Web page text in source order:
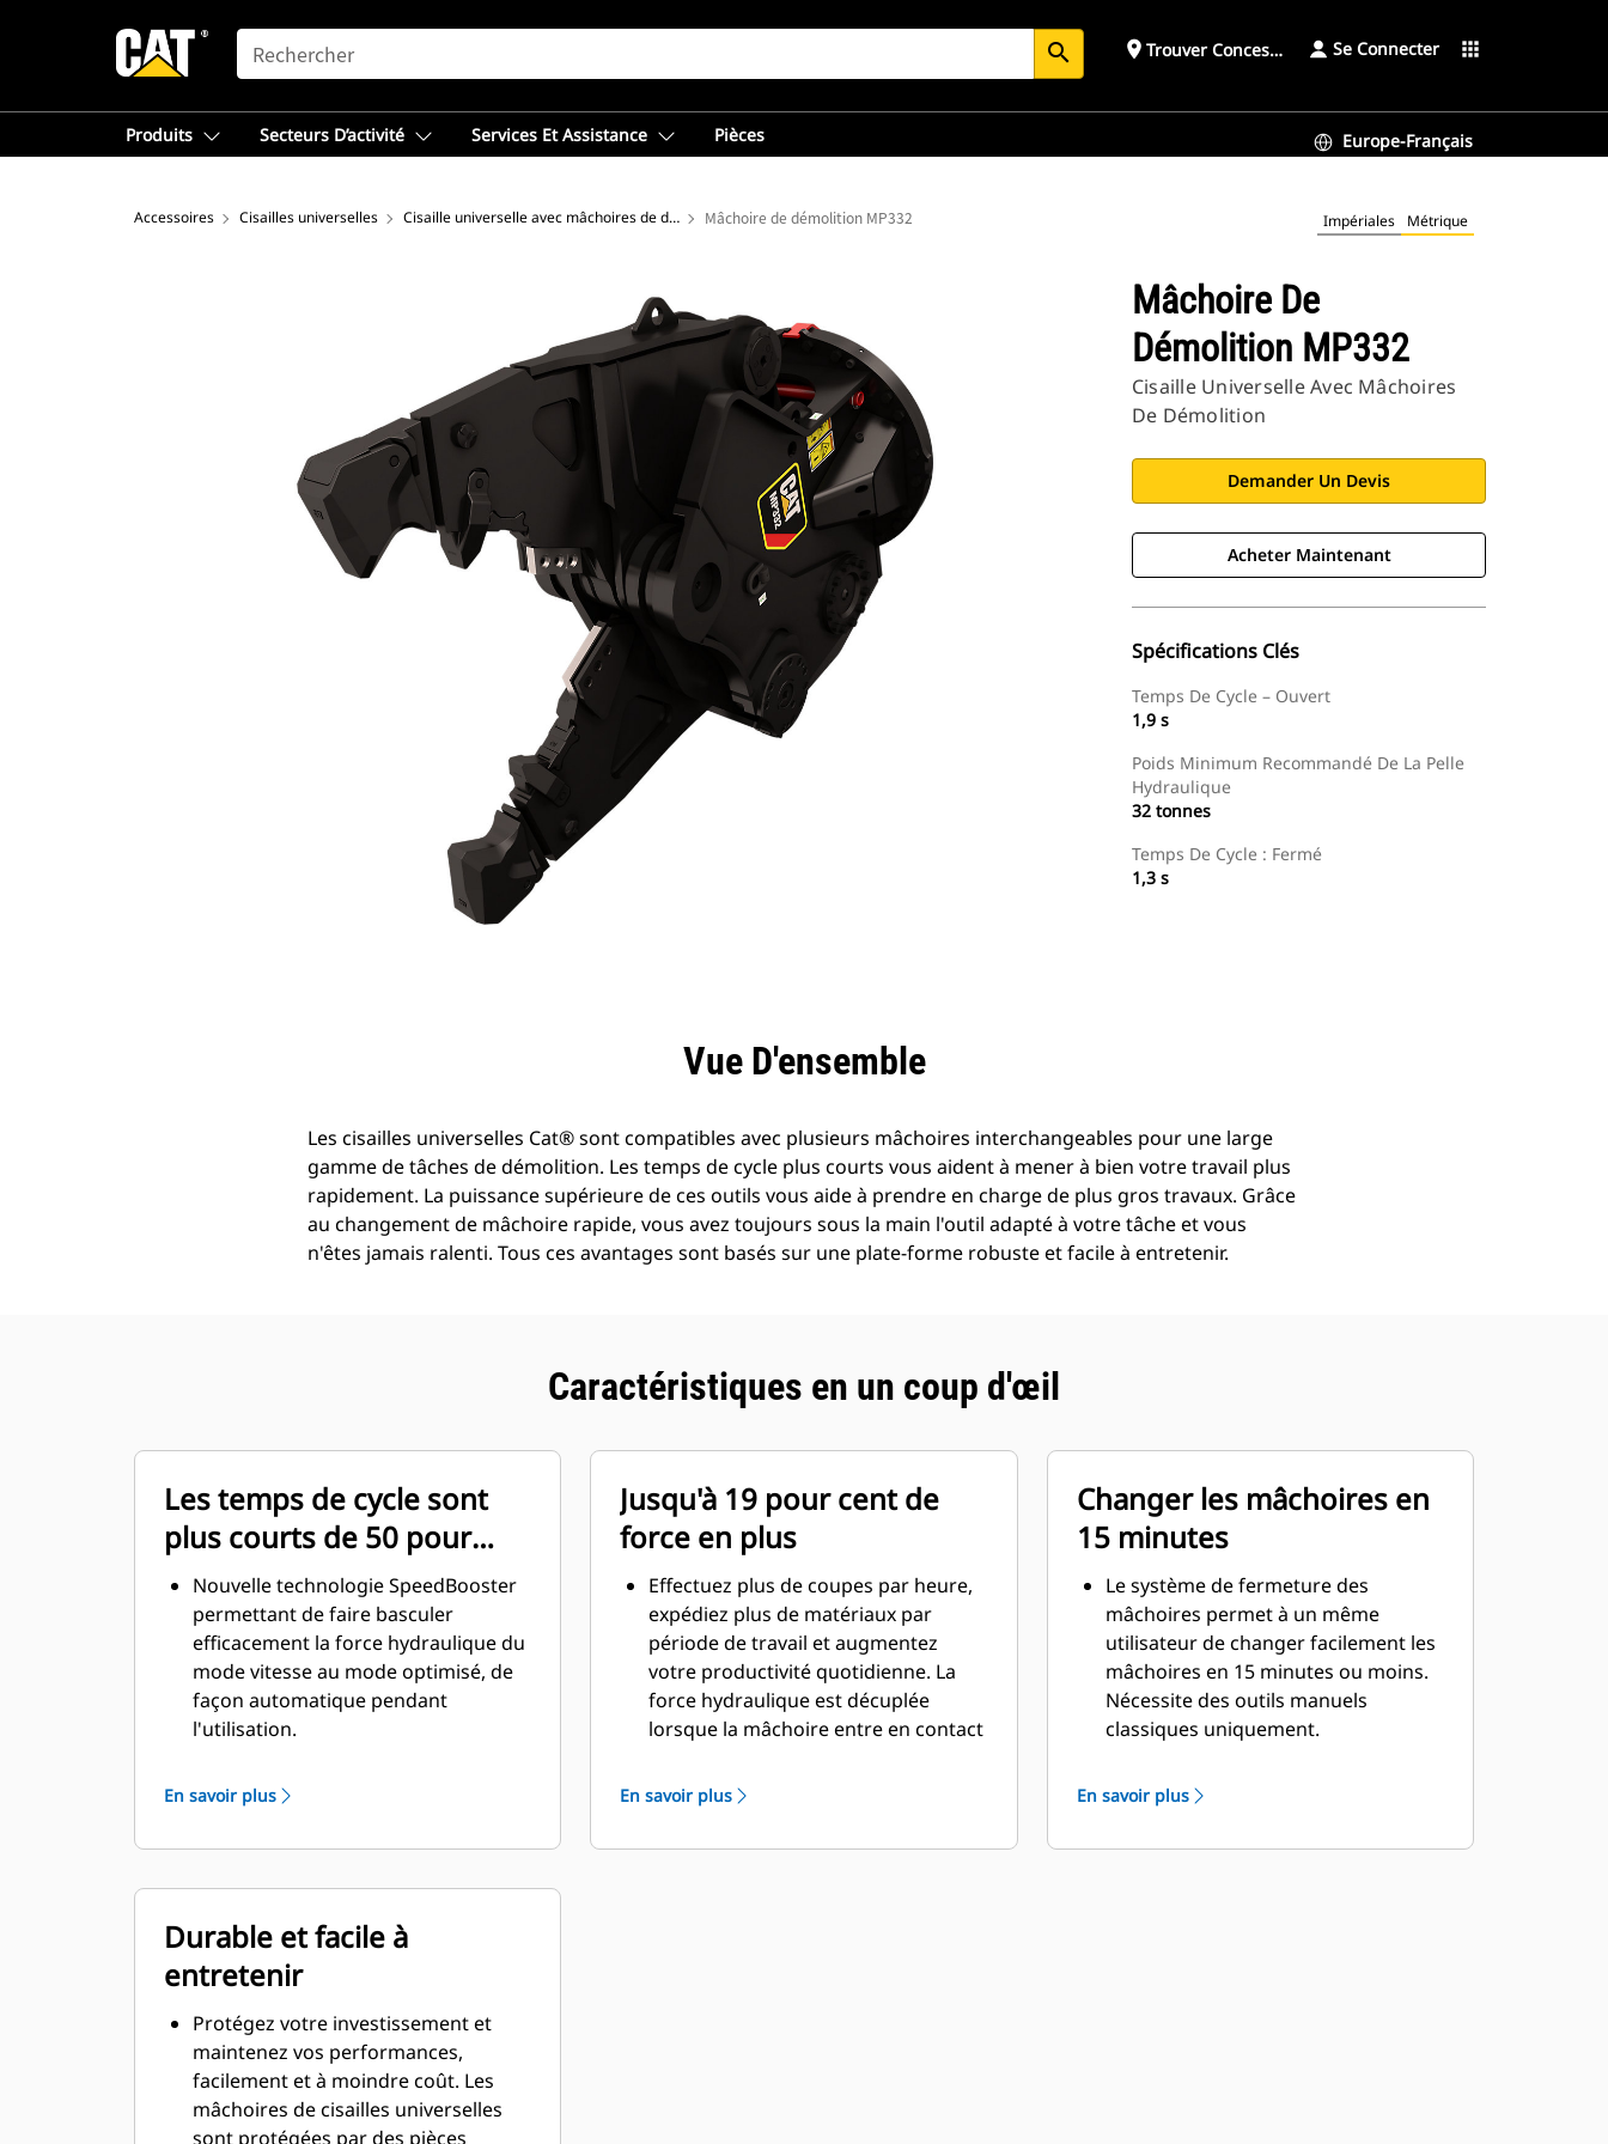
SEARCH search place Trouver ConcessionnaireSe Connecter apps
Produits Secteurs D’activité Services Et Assistance Pièces Europe-Français
Accessoires Cisailles universelles Cisaille universelle avec mâchoires de démolition Mâchoire de démolition MP332 Impériales Métrique
Mâchoire De
Démolition MP332
Cisaille Universelle Avec Mâchoires
De Démolition
Demander Un Devis
Acheter Maintenant
Spécifications Clés
Temps De Cycle – Ouvert
1,9 s
Poids Minimum Recommandé De La Pelle
Hydraulique
32 tonnes
Temps De Cycle : Fermé
1,3 s
Vue D'ensemble
Les cisailles universelles Cat® sont compatibles avec plusieurs mâchoires interchangeables pour une large
gamme de tâches de démolition. Les temps de cycle plus courts vous aident à mener à bien votre travail plus
rapidement. La puissance supérieure de ces outils vous aide à prendre en charge de plus gros travaux. Grâce
au changement de mâchoire rapide, vous avez toujours sous la main l'outil adapté à votre tâche et vous
n'êtes jamais ralenti. Tous ces avantages sont basés sur une plate-forme robuste et facile à entretenir.
Caractéristiques en un coup d'œil
Les temps de cycle sont
plus courts de 50 pour
cent
Nouvelle technologie SpeedBooster
permettant de faire basculer
efficacement la force hydraulique du
mode vitesse au mode optimisé, de
façon automatique pendant
l'utilisation.
attendre que la mâchoire s'ouvre ou
se ferme au contact, car la soupape
de vitesse s'ajuste automatiquement
La force maximale d'écrasement/de
coupe est appliquée dès que la
mâchoire entre en contact avec le
matériau.
En savoir plus
Jusqu'à 19 pour cent de
force en plus
Effectuez plus de coupes par heure,
expédiez plus de matériaux par
période de travail et augmentez
votre productivité quotidienne. La
force hydraulique est décuplée
lorsque la mâchoire entre en contact
rapide.
Appliquez plus de puissance, même
avec les pelles hydrauliques plus
En savoir plus
Changer les mâchoires en
15 minutes
Le système de fermeture des
mâchoires permet à un même
utilisateur de changer facilement les
mâchoires en 15 minutes ou moins.
Nécessite des outils manuels
classiques uniquement.
simples et sûrs font partie de la
conception. Chaque mâchoire reste
stable sur le support de mâchoire
En savoir plus
Durable et facile à
entretenir
Protégez votre investissement et
maintenez vos performances,
facilement et à moindre coût. Les
mâchoires de cisailles universelles
sont protégées par des pièces